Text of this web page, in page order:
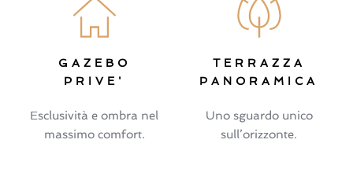
GAZEBO
PRIVE'
Esclusività e ombra nel
massimo comfort.
TERRAZZA
PANORAMICA
Uno sguardo unico
sull’orizzonte.